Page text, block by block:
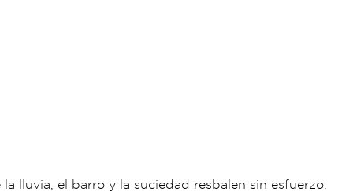
lluvia, el barro y la suciedad resbalen sin esfuerzo.